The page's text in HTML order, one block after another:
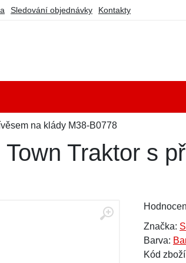
Sledování objednávky Kontakty
na klády M38-B0778
Traktor s
Značka:
Barva:
Kód